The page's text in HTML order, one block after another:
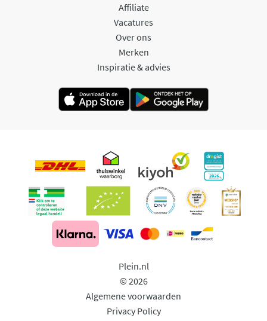
Affiliate
Vacatures
Over ons
Merken
Inspiratie & advies
Plein.nl
© 2026
Algemene voorwaarden
Privacy Policy